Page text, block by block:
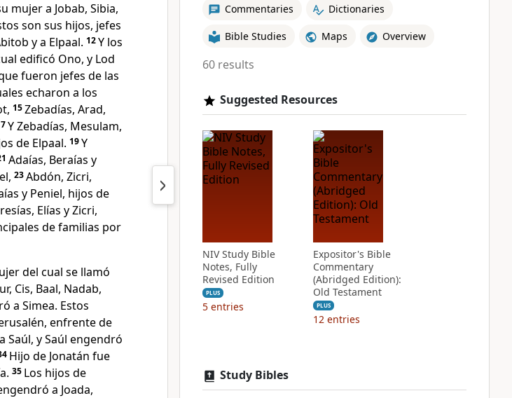
mujer a Jobab, Sibia,
son sus hijos, jefes
y a Elpaal. 12Y los
edificó Ono, y Lod
fueron jefes de las
echaron a los
15Zebadías, Arad,
Y Zebadías, Mesulam,
de Elpaal. 19Y
Adaías, Beraías y
23Abdón, Zicri,
y Peniel, hijos de
Elías y Zicri,
de familias por
del cual se llamó
Cis, Baal, Nadab,
a Simea. Estos
enfrente de
Saúl, y Saúl engendró
Hijo de Jonatán fue
35 Los hijos de
a Joada,
Commentaries Dictionaries
Bible Studies Maps Overview
60 results
Suggested Resources
NIV Study Bible
Notes, Fully
Revised Edition
PLUS
5 entries
Expositor's Bible
Commentary
(Abridged Edition):
Old Testament
PLUS
12 entries
Study Bibles